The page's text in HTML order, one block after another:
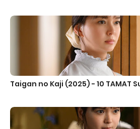
Taigan no Kaji (2025) - 10 TAMAT